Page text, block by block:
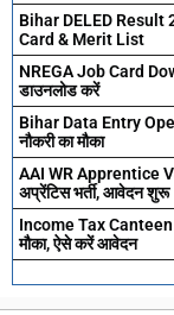
Bihar DELED Result
Card & Merit List
NREGA Job Card
डाउनलोड करें
Bihar Data Entry
नौकरी का मौका
AAI WR Apprentice
अप्रेंटिस भर्ती, आवेदन शुरू
Income Tax Canteen
मौका, ऐसे करें आवेदन